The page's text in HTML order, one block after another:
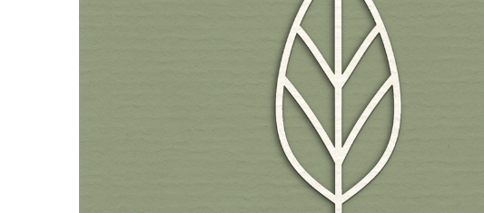
nNous utilisons des gélules HPMC spéciales qui, contrairement à la
plupart des autres capsules HPMC ou pullulan sur le marché, sont 100%
exemptes de carraghénanes et de PEG, des excipients non soumis à
déclaration. Pour l'emballage, nous utilisons du verre brun protégé contre
la lumière et respectueux de l'environnement plutôt que du plastique.